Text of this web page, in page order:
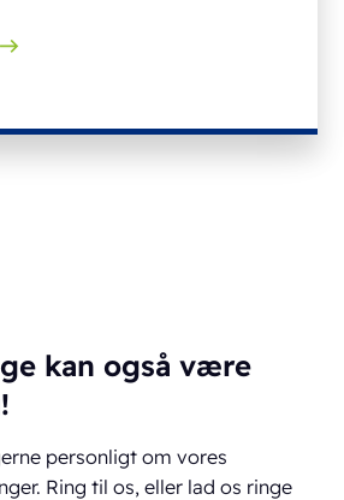
kan også være
personligt om vores
Ring til os, eller lad os ringe